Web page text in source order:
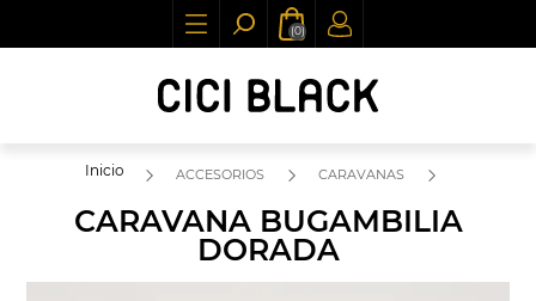
(0)
Inicio ACCESORIOS CARAVANAS
CARAVANA BUGAMBILIA
DORADA